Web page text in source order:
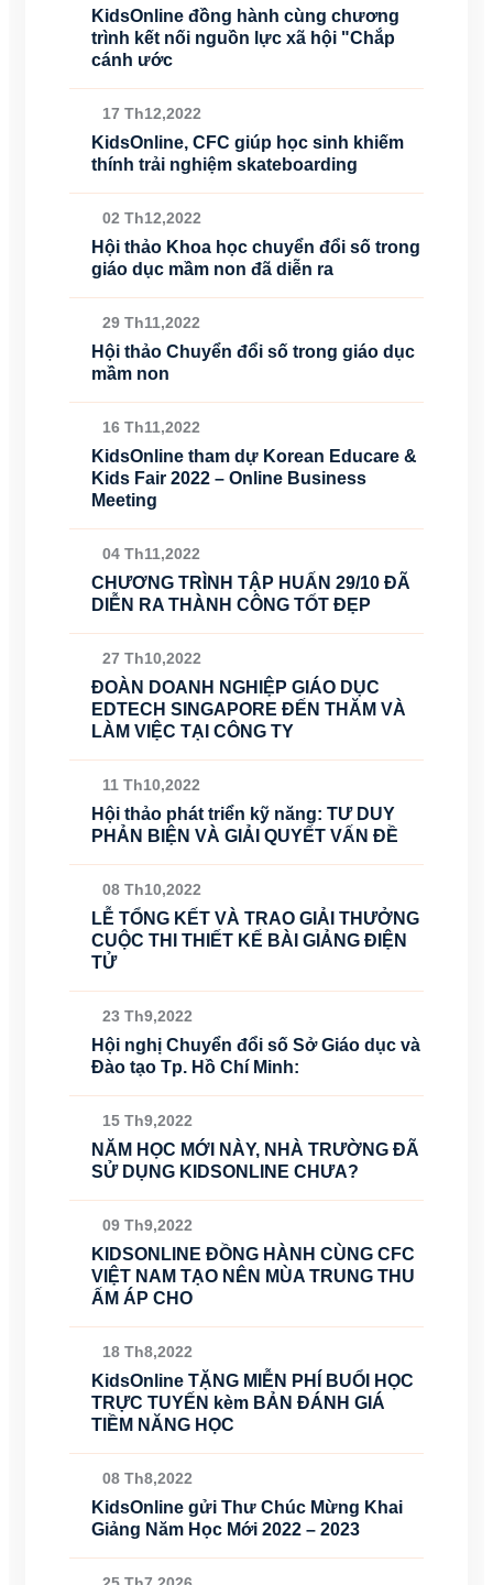
KidsOnline đồng hành cùng chương
trình kết nối nguồn lực xã hội "Chắp
cánh ước
17 Th12,2022
KidsOnline, CFC giúp học sinh khiếm
thính trải nghiệm skateboarding
02 Th12,2022
Hội thảo Khoa học chuyển đổi số trong
giáo dục mầm non đã diễn ra
29 Th11,2022
Hội thảo Chuyển đổi số trong giáo dục
mầm non
16 Th11,2022
KidsOnline tham dự Korean Educare &
Kids Fair 2022 – Online Business
Meeting
04 Th11,2022
CHƯƠNG TRÌNH TẬP HUẤN 29/10 ĐÃ
DIỄN RA THÀNH CÔNG TỐT ĐẸP
27 Th10,2022
ĐOÀN DOANH NGHIỆP GIÁO DỤC
EDTECH SINGAPORE ĐẾN THĂM VÀ
LÀM VIỆC TẠI CÔNG TY
11 Th10,2022
Hội thảo phát triển kỹ năng: TƯ DUY
PHẢN BIỆN VÀ GIẢI QUYẾT VẤN ĐỀ
08 Th10,2022
LỄ TỔNG KẾT VÀ TRAO GIẢI THƯỞNG
CUỘC THI THIẾT KẾ BÀI GIẢNG ĐIỆN
TỬ
23 Th9,2022
Hội nghị Chuyển đổi số Sở Giáo dục và
Đào tạo Tp. Hồ Chí Minh:
15 Th9,2022
NĂM HỌC MỚI NÀY, NHÀ TRƯỜNG ĐÃ
SỬ DỤNG KIDSONLINE CHƯA?
09 Th9,2022
KIDSONLINE ĐỒNG HÀNH CÙNG CFC
VIỆT NAM TẠO NÊN MÙA TRUNG THU
ẤM ÁP CHO
18 Th8,2022
KidsOnline TẶNG MIỄN PHÍ BUỔI HỌC
TRỰC TUYẾN kèm BẢN ĐÁNH GIÁ
TIỀM NĂNG HỌC
08 Th8,2022
KidsOnline gửi Thư Chúc Mừng Khai
Giảng Năm Học Mới 2022 – 2023